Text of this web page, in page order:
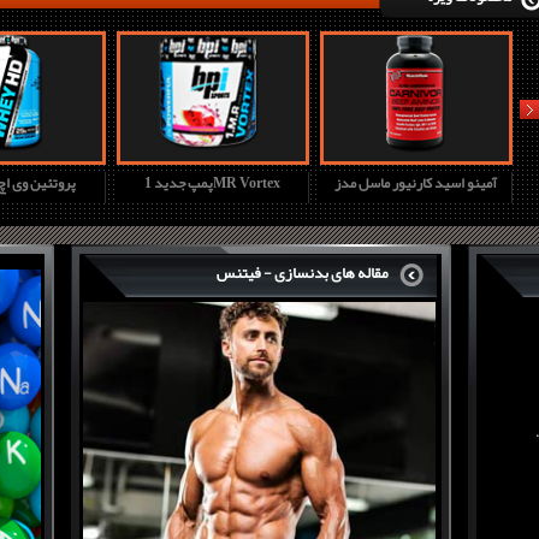
پروتئین وی پمپ جدید 1MR Vortex آمینو اسید کارنیور ماسل مدز
next
مقاله های بدنسازی - فیتنس